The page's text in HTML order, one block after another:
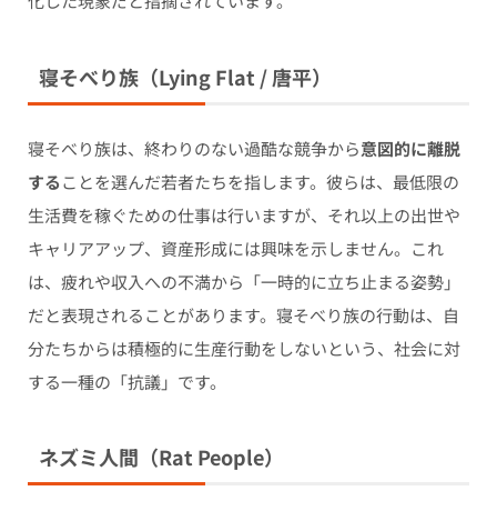
寝そべり族（Lying Flat / 唐平）
寝そべり族は、終わりのない過酷な競争から意図的に離脱
することを選んだ若者たちを指します。彼らは、最低限の
生活費を稼ぐための仕事は行いますが、それ以上の出世や
キャリアアップ、資産形成には興味を示しません。これ
は、疲れや収入への不満から「一時的に立ち止まる姿勢」
だと表現されることがあります。寝そべり族の行動は、自
分たちからは積極的に生産行動をしないという、社会に対
する一種の「抗議」です。
ネズミ人間（Rat People）